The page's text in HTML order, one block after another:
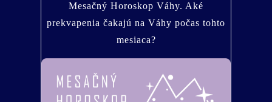
Mesačný Horoskop Váhy. Aké
prekvapenia čakajú na Váhy počas tohto
mesiaca?